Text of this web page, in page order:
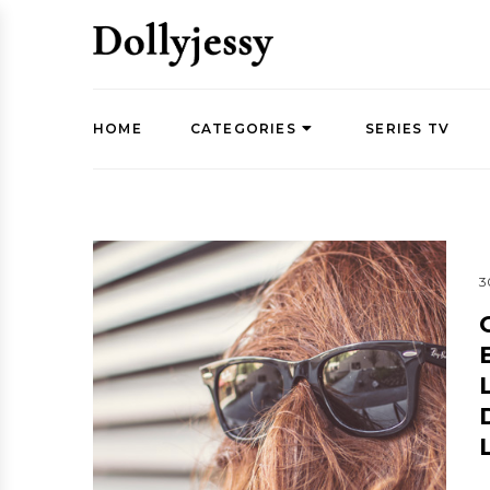
HOME CATEGORIES SERIES TV